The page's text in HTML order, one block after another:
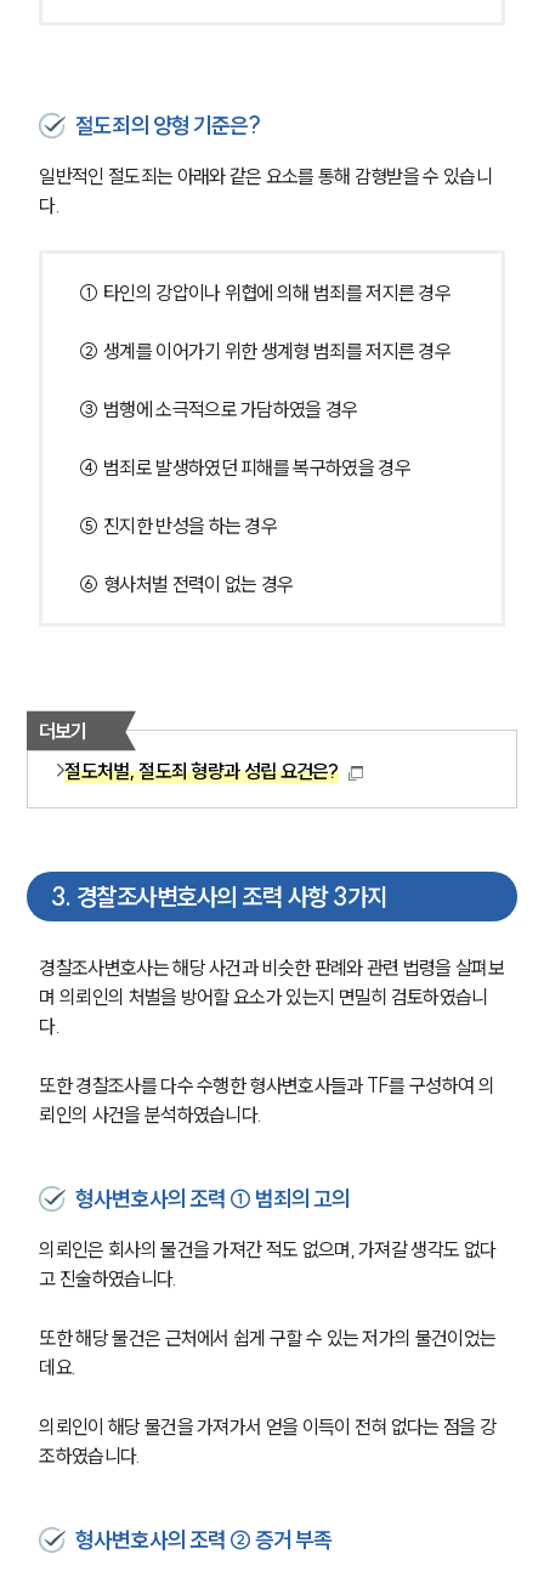
절도죄의 양형 기준은?
일반적인 절도죄는 아래와 같은 요소를 통해 감형받을 수 있습니
다.
① 타인의 강압이나 위협에 의해 범죄를 저지른 경우
② 생계를 이어가기 위한 생계형 범죄를 저지른 경우
③ 범행에 소극적으로 가담하였을 경우
④ 범죄로 발생하였던 피해를 복구하였을 경우
⑤ 진지한 반성을 하는 경우
⑥ 형사처벌 전력이 없는 경우
더보기
절도처벌, 절도죄 형량과 성립 요건은?
3. 경찰조사변호사의 조력 사항 3가지
경찰조사변호사는 해당 사건과 비슷한 판례와 관련 법령을 살펴보
며 의뢰인의 처벌을 방어할 요소가 있는지 면밀히 검토하였습니
다.
또한 경찰조사를 다수 수행한 형사변호사들과 TF를 구성하여 의
뢰인의 사건을 분석하였습니다.
형사변호사의 조력 ① 범죄의 고의
의뢰인은 회사의 물건을 가져간 적도 없으며, 가져갈 생각도 없다
고 진술하였습니다.
또한 해당 물건은 근처에서 쉽게 구할 수 있는 저가의 물건이었는
데요.
의뢰인이 해당 물건을 가져가서 얻을 이득이 전혀 없다는 점을 강
조하였습니다.
형사변호사의 조력 ② 증거 부족